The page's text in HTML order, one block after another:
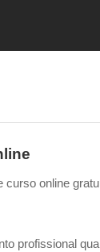
curso online
profissional